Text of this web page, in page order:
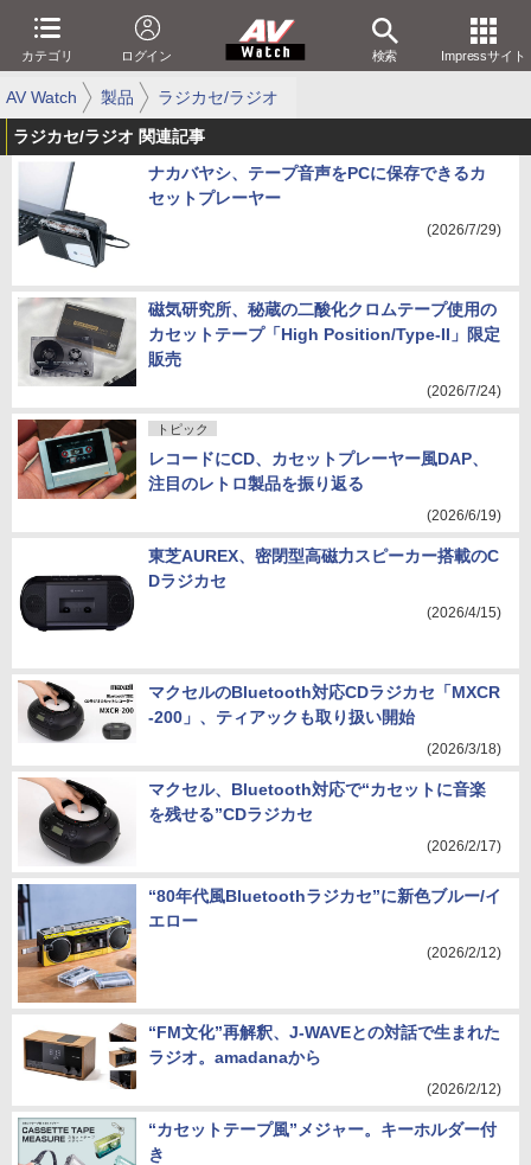
カテゴリ ログイン 検索 Impressサイト
AV Watch 製品 ラジカセ/ラジオ
ラジカセ/ラジオ 関連記事
ナカバヤシ、テープ音声をPCに保存できるカ
セットプレーヤー
(2026/7/29)
磁気研究所、秘蔵の二酸化クロムテープ使用の
カセットテープ「High Position/Type-II」限定
販売
(2026/7/24)
トピック
レコードにCD、カセットプレーヤー風DAP、
注目のレトロ製品を振り返る
(2026/6/19)
東芝AUREX、密閉型高磁力スピーカー搭載のC
Dラジカセ
(2026/4/15)
マクセルのBluetooth対応CDラジカセ「MXCR
-200」、ティアックも取り扱い開始
(2026/3/18)
マクセル、Bluetooth対応で“カセットに音楽
を残せる”CDラジカセ
(2026/2/17)
“80年代風Bluetoothラジカセ”に新色ブルー/イ
エロー
(2026/2/12)
“FM文化”再解釈、J-WAVEとの対話で生まれた
ラジオ。amadanaから
(2026/2/12)
“カセットテープ風”メジャー。キーホルダー付
き